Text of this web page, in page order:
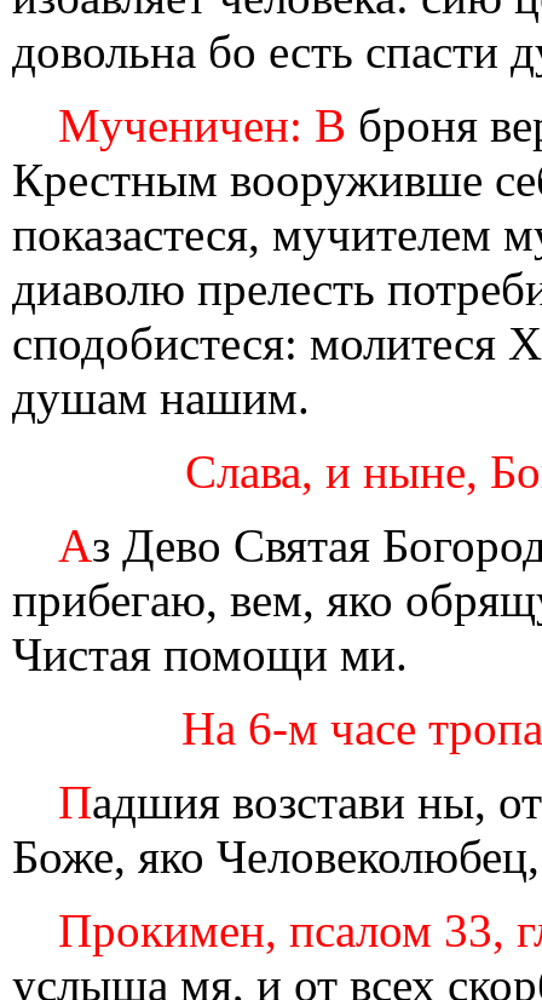
довольна бо есть спасти
Мученичен: В броня
Крестным вооруживше
показастеся, мучителем
диаволю прелесть
сподобистеся: молитеся
душам нашим.
Слава, и ныне,
Аз Дево Святая
прибегаю, вем, яко
Чистая помощи ми.
На 6-м часе
Падшия возстави ны,
Боже, яко
Прокимен, псалом 33,
услыша мя, и от всех